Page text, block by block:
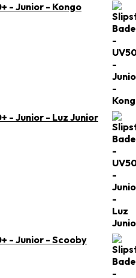
- Junior - Kongo
- Junior - Luz Junior
- Junior - Scooby